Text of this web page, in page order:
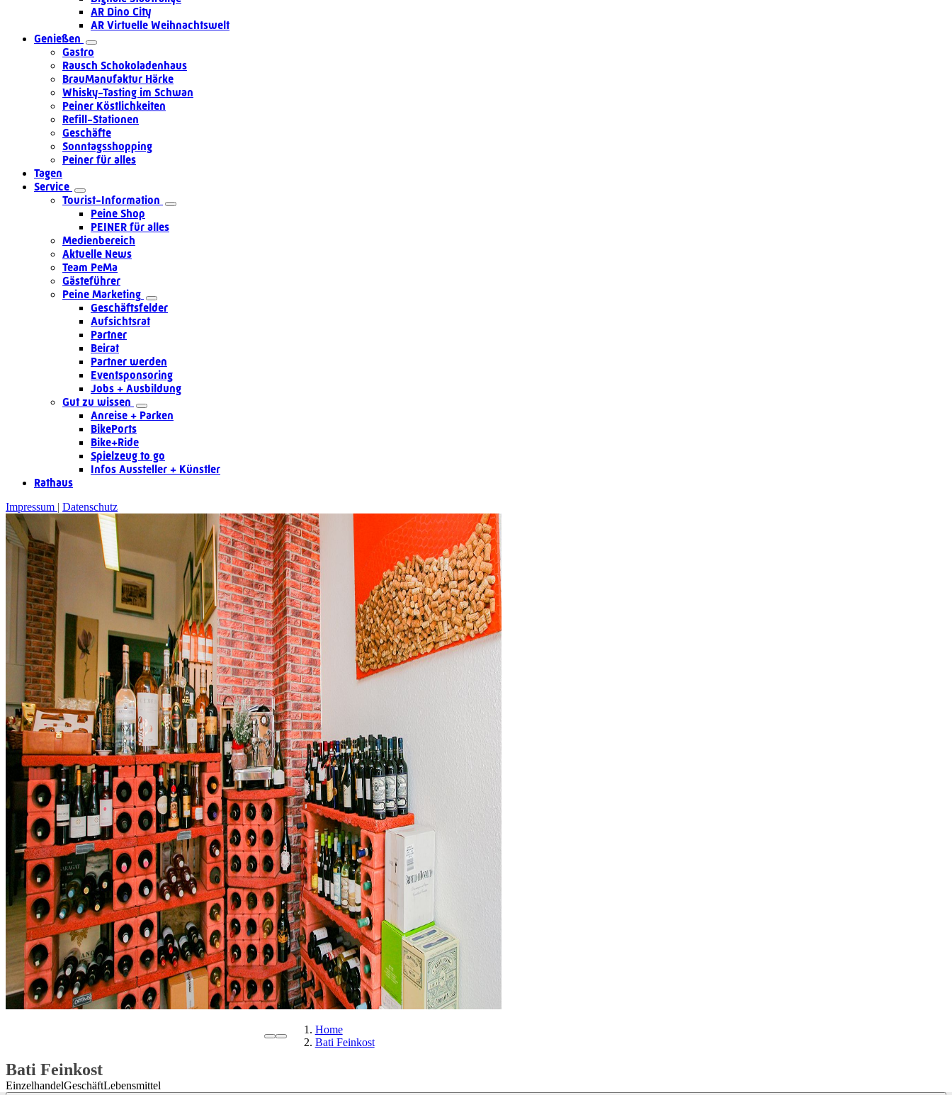
AR Dino City
AR Virtuelle Weihnachtswelt
Genießen
Gastro
Rausch Schokoladenhaus
BrauManufaktur Härke
Whisky-Tasting im Schwan
Peiner Köstlichkeiten
Refill-Stationen
Geschäfte
Sonntagsshopping
Peiner für alles
Tagen
Service
Tourist-Information
Peine Shop
PEINER für alles
Medienbereich
Aktuelle News
Team PeMa
Gästeführer
Peine Marketing
Geschäftsfelder
Aufsichtsrat
Partner
Beirat
Partner werden
Eventsponsoring
Jobs + Ausbildung
Gut zu wissen
Anreise + Parken
BikePorts
Bike+Ride
Spielzeug to go
Infos Aussteller + Künstler
Rathaus
Impressum Datenschutz
Home
Bati Feinkost
Bati Feinkost
EinzelhandelGeschäftLebensmittel